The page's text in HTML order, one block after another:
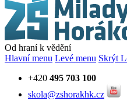
Od hraní k vědění
Hlavní menu Levé menu Skrýt
+420 495 703 100
skola@zshorakhk.cz